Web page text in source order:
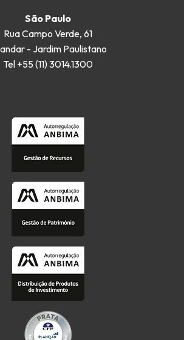
São Paulo
Rua Campo Verde, 61
andar - Jardim Paulistano
Tel +55 (11) 3014.1300